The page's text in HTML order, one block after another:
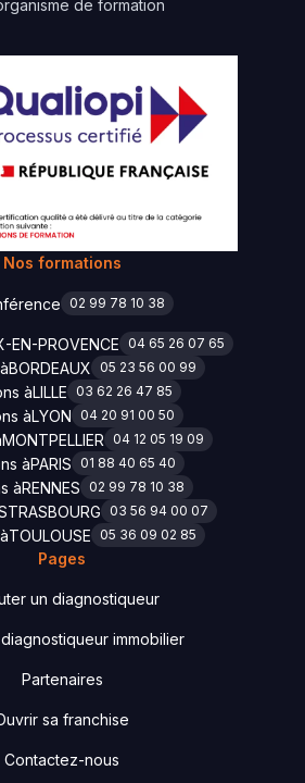
de formation
Nos formations
02 99 78 10 38
EN-PROVENCE 04 65 26 07 65
BORDEAUX 05 23 56 00 99
àLILLE 03 62 26 47 85
àLYON 04 20 91 00 50
MONTPELLIER 04 12 05 19 09
àPARIS 01 88 40 65 40
àRENNES 02 99 78 10 38
03 56 94 00 07
TOULOUSE 05 36 09 02 85
Pages
un diagnostiqueur
immobilier
Partenaires
sa franchise
Contactez-nous